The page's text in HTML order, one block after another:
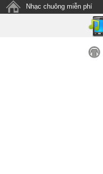
Nhạc chuông miễn phí